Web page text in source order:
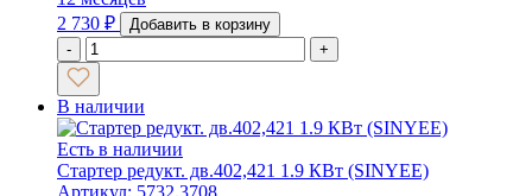
2 730 ₽
Добавить в корзину
-
+
В наличии
Есть в наличии
Стартер редукт. дв.402,421 1.9 КВт (SINYEE)
Артикул: 5732.3708